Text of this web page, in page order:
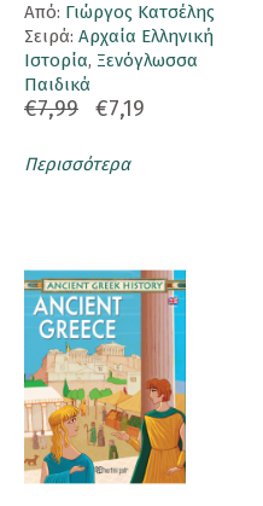
Aπό: Γιώργος Κατσέλης
Σειρά: Αρχαία Ελληνική
Ιστορία, Ξενόγλωσσα
Παιδικά
€7,99 €7,19
Περισσότερα